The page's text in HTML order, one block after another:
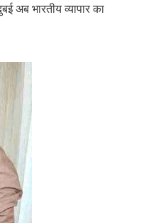
अब भारतीय व्यापार का